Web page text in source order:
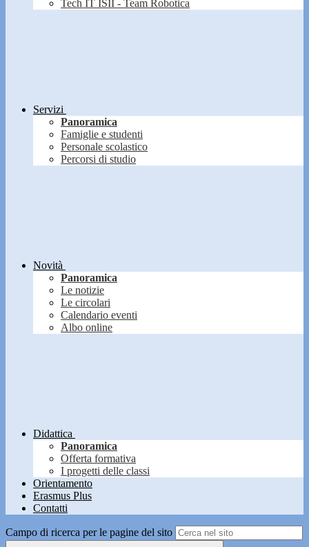
Tech IT ISII - Team Robotica
Servizi
Panoramica
Famiglie e studenti
Personale scolastico
Percorsi di studio
Novità
Panoramica
Le notizie
Le circolari
Calendario eventi
Albo online
Didattica
Panoramica
Offerta formativa
I progetti delle classi
Orientamento
Erasmus Plus
Contatti
Campo di ricerca per le pagine del sito